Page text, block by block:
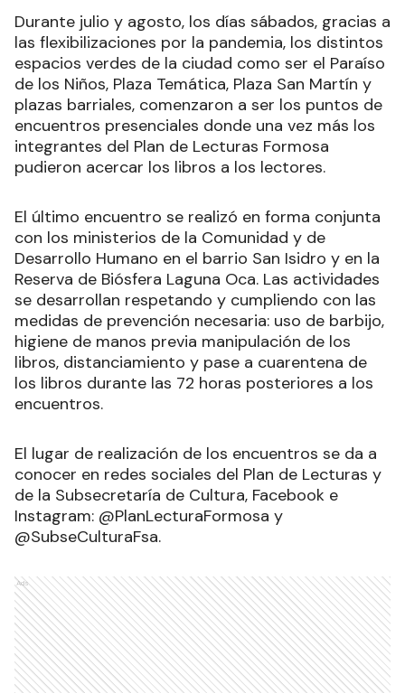
Durante julio y agosto, los días sábados, gracias a
las flexibilizaciones por la pandemia, los distintos
espacios verdes de la ciudad como ser el Paraíso
de los Niños, Plaza Temática, Plaza San Martín y
plazas barriales, comenzaron a ser los puntos de
encuentros presenciales donde una vez más los
integrantes del Plan de Lecturas Formosa
pudieron acercar los libros a los lectores.
El último encuentro se realizó en forma conjunta
con los ministerios de la Comunidad y de
Desarrollo Humano en el barrio San Isidro y en la
Reserva de Biósfera Laguna Oca. Las actividades
se desarrollan respetando y cumpliendo con las
medidas de prevención necesaria: uso de barbijo,
higiene de manos previa manipulación de los
libros, distanciamiento y pase a cuarentena de
los libros durante las 72 horas posteriores a los
encuentros.
El lugar de realización de los encuentros se da a
conocer en redes sociales del Plan de Lecturas y
de la Subsecretaría de Cultura, Facebook e
Instagram: @PlanLecturaFormosa y
@SubseCulturaFsa.
Ads